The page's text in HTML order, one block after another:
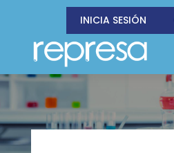
INICIA SESIÓN